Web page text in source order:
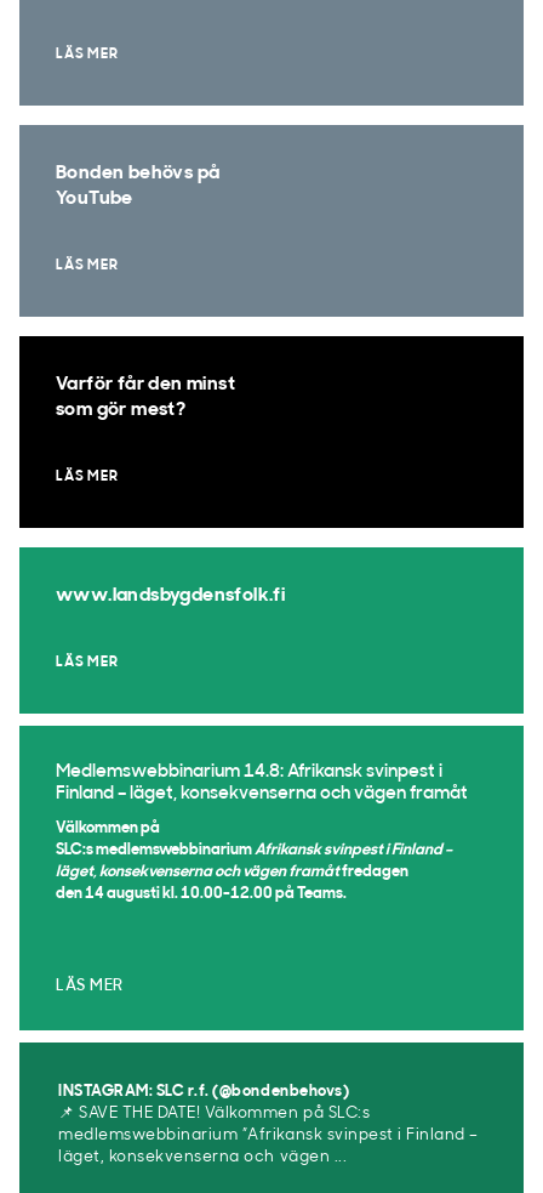
LÄS MER
Bonden behövs på
YouTube
LÄS MER
Varför får den minst
som gör mest?
LÄS MER
www.landsbygdensfolk.fi
LÄS MER
Medlemswebbinarium 14.8: Afrikansk svinpest i
Finland – läget, konsekvenserna och vägen framåt
Välkommen på
SLC:s medlemswebbinariumAfrikansk svinpest i Finland –
läget, konsekvenserna och vägen framåtfredagen
den 14 augusti kl. 10.00-12.00 på Teams.
LÄS MER
INSTAGRAM: SLC r.f. (@bondenbehovs)
📌 SAVE THE DATE! Välkommen på SLC:s
medlemswebbinarium ”Afrikansk svinpest i Finland –
läget, konsekvenserna och vägen ...